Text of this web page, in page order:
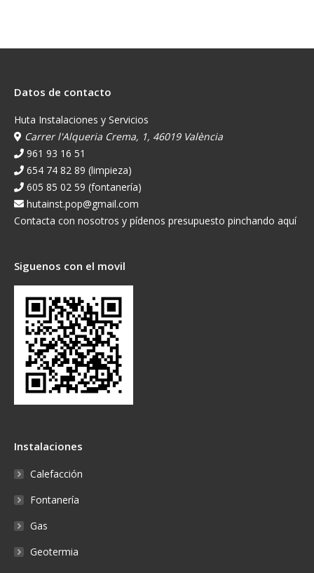
Datos de contacto
Huta Instalaciones y Servicios
Carrer l'Alqueria Crema, 1, 46019 València
961 93 16 51
654 74 82 89 (limpieza)
605 85 02 59 (fontanería)
hutainst.pop@gmail.com
Contacta con nosotros y pídenos presupuesto pinchando aquí
Siguenos con el movil
Instalaciones
Calefacción
Fontanería
Gas
Geotermia